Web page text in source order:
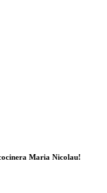
Maria Nicolau!